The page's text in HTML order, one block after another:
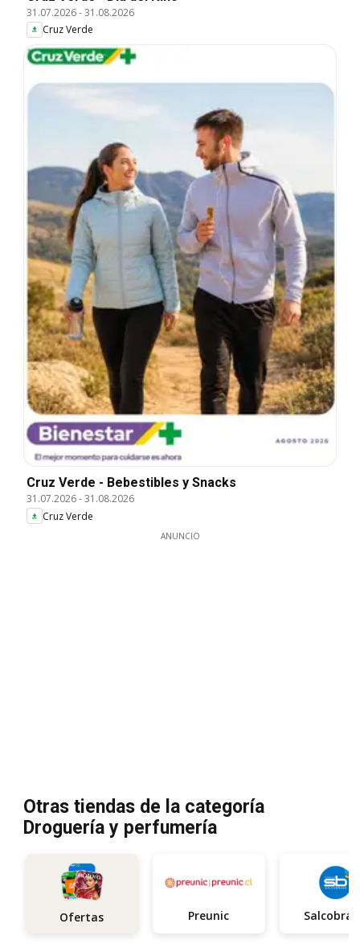
31.07.2026-31.08.2026
Cruz Verde
Cruz Verde - Bebestibles y Snacks
31.07.2026-31.08.2026
Cruz Verde
ANUNCIO
Otras tiendas de la categoría
Droguería y perfumería
Ofertas Preunic